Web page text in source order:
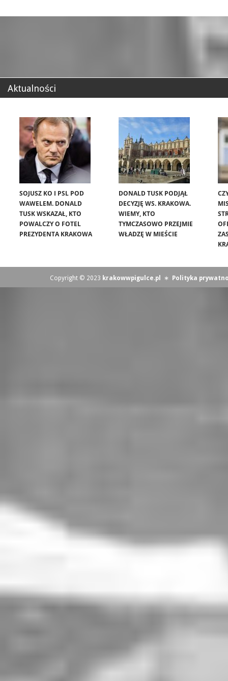
Aktualności
SOJUSZ KO I PSL POD
WAWELEM. DONALD
TUSK WSKAZAŁ, KTO
POWALCZY O FOTEL
PREZYDENTA KRAKOWA
DONALD TUSK PODJĄŁ
DECYZJĘ WS. KRAKOWA.
WIEMY, KTO
TYMCZASOWO PRZEJMIE
WŁADZĘ W MIEŚCIE
Copyright © 2023 krakowwpigulce.pl ∗ Polityka